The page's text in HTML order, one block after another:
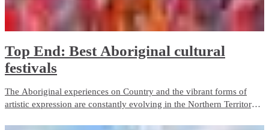
Top End: Best Aboriginal cultural
festivals
The Aboriginal experiences on Country and the vibrant forms of
artistic expression are constantly evolving in the Northern Territory.